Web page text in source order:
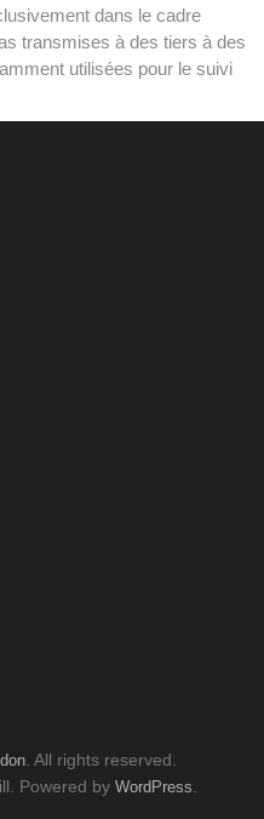
dans le cadre
transmises à des tiers à des
utilisées pour le suivi
. All rights reserved.
Powered by WordPress